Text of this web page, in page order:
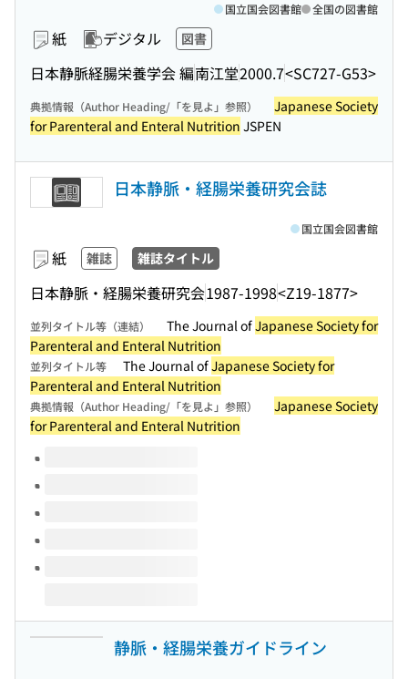
紙 デジタル 図書
日本静脈経腸栄養学会 編南江堂2000.7<SC727-G53>
国立国会図書館 全国の図書館
典拠情報（Author Heading/「を見よ」参照）
Japanese Society
for Parenteral and Enteral Nutrition JSPEN
日本静脈・経腸栄養研究会誌
紙 雑誌 雑誌タイトル
日本静脈・経腸栄養研究会1987-1998<Z19-1877>
国立国会図書館
並列タイトル等（連結） The Journal ofJapanese Society for
Parenteral and Enteral Nutrition
並列タイトル等 The Journal ofJapanese Society for
Parenteral and Enteral Nutrition
典拠情報（Author Heading/「を見よ」参照）
Japanese Society
for Parenteral and Enteral Nutrition
このタイトルの巻号
静脈・経腸栄養ガイドライン